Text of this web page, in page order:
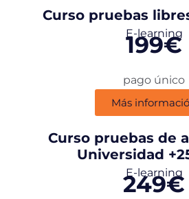
Curso pruebas
E-learning
199€
pago único
Más
Curso pruebas de
Universidad
E-learning
249€